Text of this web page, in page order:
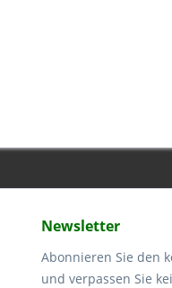
Newsletter
Abonnieren Sie den
und verpassen Sie